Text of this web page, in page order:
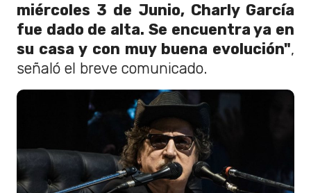
miércoles 3 de Junio, Charly García
fue dado de alta. Se encuentra ya en
su casa y con muy buena evolución",
señaló el breve comunicado.